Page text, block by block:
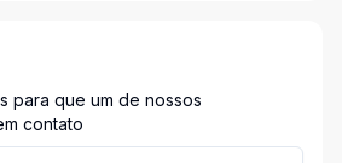
para que um de nossos
contato